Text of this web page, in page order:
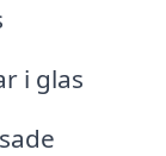
i glas